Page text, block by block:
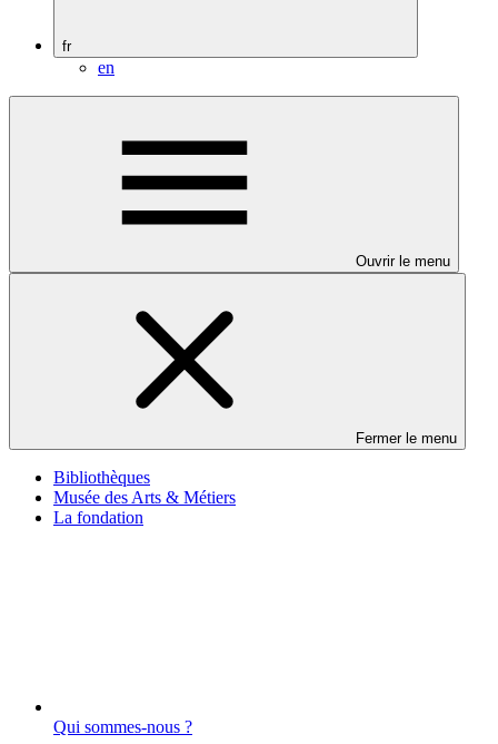
fr
en
Ouvrir le menu
Fermer le menu
Bibliothèques
Musée des Arts & Métiers
La fondation
Qui sommes-nous ?